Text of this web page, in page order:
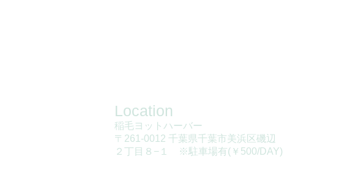
Location
稲毛ヨット ハーバー
〒261-0012 千葉県千葉市美浜区磯辺
２丁目８−１ ※駐車場有(￥500/DAY)